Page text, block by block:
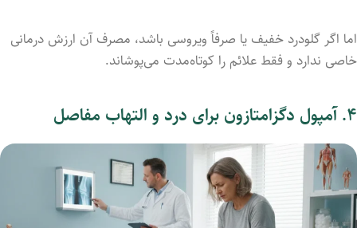
اما اگر گلودرد خفیف یا صرفاً ویروسی باشد، مصرف آن ارزش درمانی
خاصی ندارد و فقط علائم را کوتاه‌مدت می‌پوشاند.
۴. آمپول دگزامتازون برای درد و التهاب مفاصل